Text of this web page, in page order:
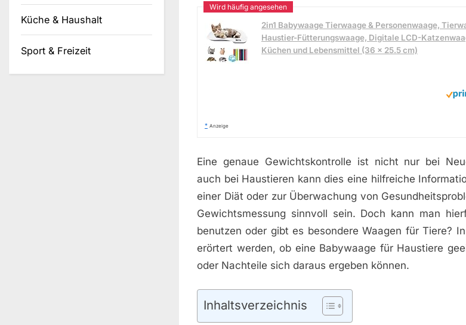
2in1 Babywaage Tierwaage & Personenwaage,
Haustier-Fütterungswaage, Digitale LCD-
Küchen und Lebensmittel (36 x 25.5 cm)
* Anzeige
Eine genaue Gewichtskontrolle ist nicht nur bei
auch bei Haustieren kann dies eine hilfreiche
einer Diät oder zur Überwachung von
Gewichtsmessung sinnvoll sein. Doch kann man
benutzen oder gibt es besondere Waagen für Tiere?
erörtert werden, ob eine Babywaage für Haustiere
oder Nachteile sich daraus ergeben können.
Inhaltsverzeichnis
Küche & Haushalt
Sport & Freizeit